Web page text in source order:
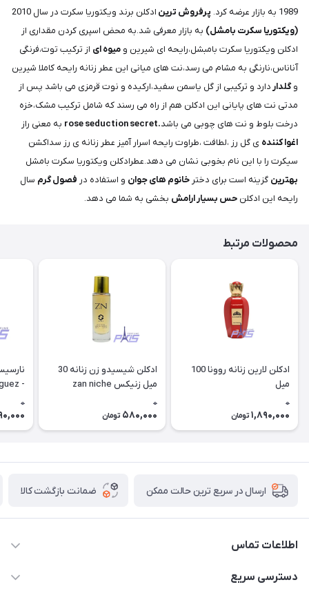
1989 به بازار عرضه کرد.
پرفروش ترین ادکلن برند ویکتوریا سکرت در سال 2010
(ویکتوریا سکرت بامشل) به بازار معرفی شد.به محض اسپری کردن مقداری از
ادکلن ویکتوریا سکرت بامبشل،رایحه ای شیرین و میوه ای از ترکیب توت،فرنگی
آناناس،نارنگی به مشام می رسد،نت های میانی این عطر زنانه رایحه کاملا شیرین
وگلدار دارد و ترکیبی از گل یاسمن سفید،ارکیده و نوت قرمزی می باشد پس از
مدتی نت های پایانی این ادکلن هم از راه می رسند که شامل ترکیب مشک،خزه
درخت بلوط و نت های چوبی می باشد.rose seduction secret
به معنی راز
اغوا کننده ی گل رز ،لطافت ،طراوت رایحه اسرار آمیز عطر زنانه ی رز سداکشن
سیکرت را با این نام بخوبی نشان می دهد.عطرادکلن ویکتوریا سکرت بامشل
بهترین گزینه است برای دختر خانوم های جوان و استفاده در فصول گرم سال
رایحه این ادکلن حس بسیار ارامش بخشی به شما می دهد.
محصولات مرتبط
ادکلن لارین زنانه روونا 100
میل
0
1,890,000 تومان
ادکلن شیسیدو زن زنانه 30
میل زنیکس zan niche
0
580,000 تومان
-
0
ارسال در سریع ترین حالت ممکن ضمانت بازگشت کالا
اطلاعات تماس
09387538030
دسترسی سریع